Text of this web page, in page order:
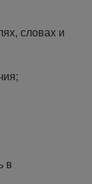
словах и
в